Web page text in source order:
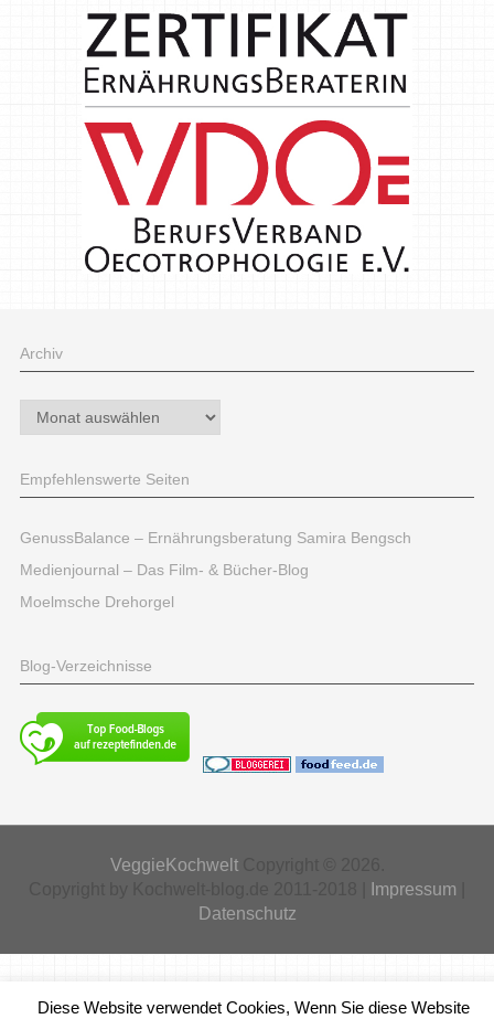
Archiv
Archiv
Empfehlenswerte Seiten
GenussBalance – Ernährungsberatung Samira Bengsch
Medienjournal – Das Film- & Bücher-Blog
Moelmsche Drehorgel
Blog-Verzeichnisse
VeggieKochweltCopyright © 2026.
Impressum
Datenschutz
Diese Website verwendet Cookies, Wenn Sie diese Website